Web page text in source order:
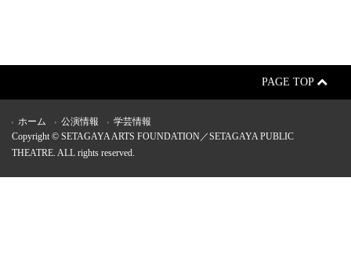
PAGE TOP
ホーム 公演情報
学芸情報
Copyright © SETAGAYA ARTS FOUNDATION／SETAGAYA PUBLIC
THEATRE. ALL rights reserved.